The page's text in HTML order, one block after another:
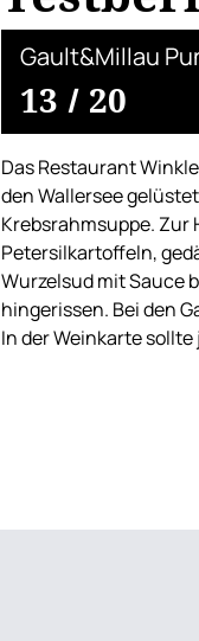
Gault&Millau
13 / 20
Das Restaurant
den Wallersee
Krebsrahmsuppe. Zur
Petersilkartoffeln,
Wurzelsud mit Sauce
hingerissen. Bei den
In der Weinkarte